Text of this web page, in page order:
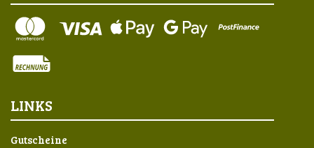
LINKS
Gutscheine